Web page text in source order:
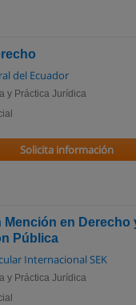
del Ecuador
y Práctica Jurídica
Solicita información
Mención en Derecho
Pública
Internacional SEK
y Práctica Jurídica